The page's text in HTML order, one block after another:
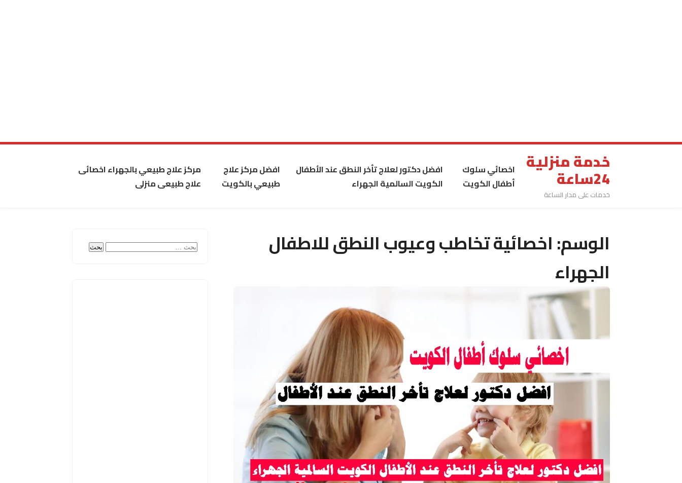
خدمة منزلية
24ساعة
خدمات على مدار الساعة
اخصائي سلوك
أطفال الكويت
افضل دكتور لعلاج تأخر النطق عند الأطفال
الكويت السالمية الجهراء
افضل مركز علاج
طبيعي بالكويت
مركز علاج طبيعي بالجهراء اخصائى
علاج طبيعى منزلى
الوسم:اخصائية تخاطب وعيوب النطق للاطفال
الجهراء
البحث